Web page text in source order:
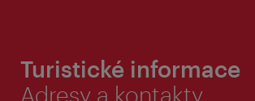
Turistické informace
Adresy a kontakty